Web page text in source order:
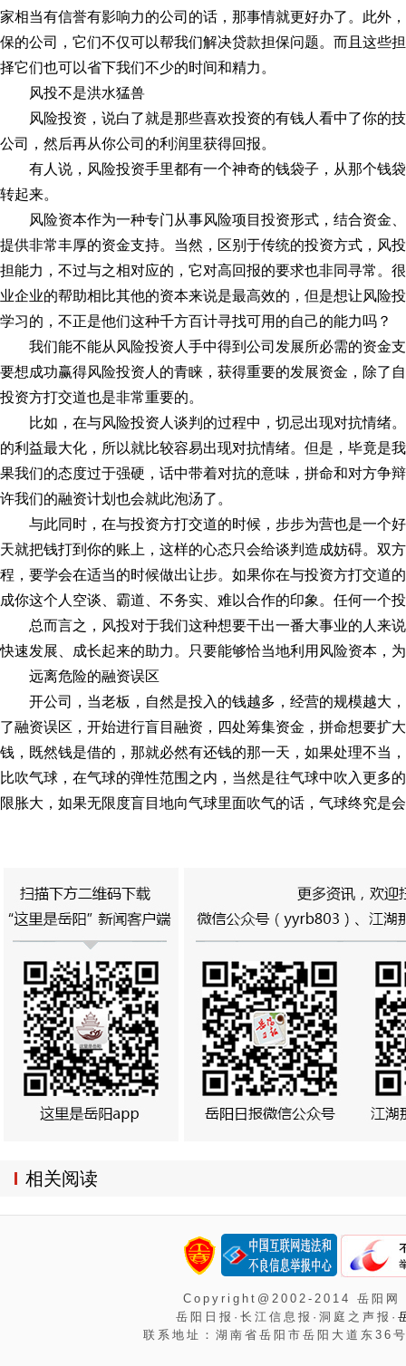
家相当有信誉有影响力的公司的话，那事情就更好办了。此外
保的公司，它们不仅可以帮我们解决贷款担保问题。而且这些
择它们也可以省下我们不少的时间和精力。
风投不是洪水猛兽
风险投资，说白了就是那些喜欢投资的有钱人看中了你的
公司，然后再从你公司的利润里获得回报。
有人说，风险投资手里都有一个神奇的钱袋子，从那个钱
转起来。
风险资本作为一种专门从事风险项目投资形式，结合资金
提供非常丰厚的资金支持。当然，区别于传统的投资方式，风
担能力，不过与之相对应的，它对高回报的要求也非同寻常。
业企业的帮助相比其他的资本来说是最高效的，但是想让风险
学习的，不正是他们这种千方百计寻找可用的自己的能力吗？
我们能不能从风险投资人手中得到公司发展所必需的资金
要想成功赢得风险投资人的青睐，获得重要的发展资金，除了
投资方打交道也是非常重要的。
比如，在与风险投资人谈判的过程中，切忌出现对抗情绪
的利益最大化，所以就比较容易出现对抗情绪。但是，毕竟是
果我们的态度过于强硬，话中带着对抗的意味，拼命和对方争
许我们的融资计划也会就此泡汤了。
与此同时，在与投资方打交道的时候，步步为营也是一个
天就把钱打到你的账上，这样的心态只会给谈判造成妨碍。双
程，要学会在适当的时候做出让步。如果你在与投资方打交道
成你这个人空谈、霸道、不务实、难以合作的印象。任何一个
总而言之，风投对于我们这种想要干出一番大事业的人来
快速发展、成长起来的助力。只要能够恰当地利用风险资本，
远离危险的融资误区
开公司，当老板，自然是投入的钱越多，经营的规模越大
了融资误区，开始进行盲目融资，四处筹集资金，拼命想要扩
钱，既然钱是借的，那就必然有还钱的那一天，如果处理不当
比吹气球，在气球的弹性范围之内，当然是往气球中吹入更多
限胀大，如果无限度盲目地向气球里面吹气的话，气球终究是
相关阅读
Copyright@2002-2014 岳阳
岳阳日报·长江信息报·洞庭之声报·
联系地址：湖南省岳阳市岳阳大道东